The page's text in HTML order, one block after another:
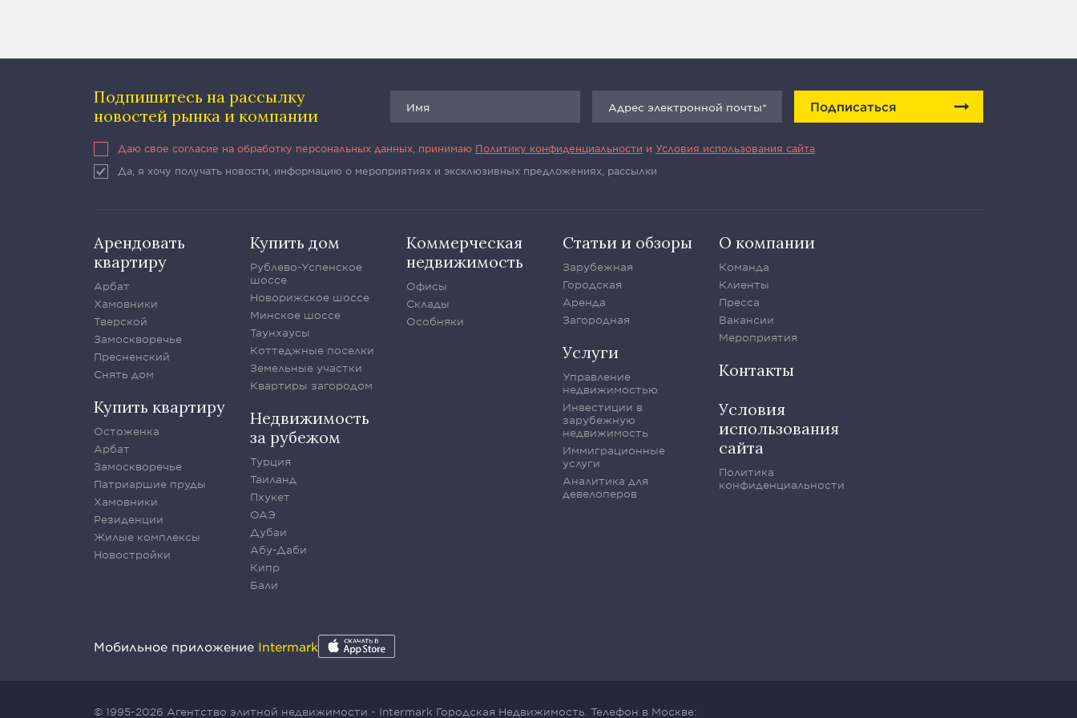
Подпишитесь на рассылку
новостей рынка и компании
Подписаться
Даю свое согласие на обработку персональных данных, принимаю Политику конфиденциальности и Условия использования сайта
Да, я хочу получать новости, информацию о мероприятиях и эксклюзивных предложениях, рассылки
Арендовать
квартиру
Арбат
Хамовники
Тверской
Замоскворечье
Пресненский
Снять дом
Купить квартиру
Остоженка
Арбат
Замоскворечье
Патриаршие пруды
Хамовники
Резиденции
Жилые комплексы
Новостройки
Купить дом
Рублево-Успенское
шоссе
Новорижское шоссе
Минское шоссе
Таунхаусы
Коттеджные поселки
Земельные участки
Квартиры загородом
Недвижимость
за рубежом
Турция
Таиланд
Пхукет
ОАЭ
Дубаи
Абу-Даби
Кипр
Бали
Коммерческая
недвижимость
Офисы
Склады
Особняки
Статьи и обзоры
Зарубежная
Городская
Аренда
Загородная
Услуги
Управление
недвижимостью
Инвестиции в
зарубежную
недвижимость
Иммиграционные
услуги
Аналитика для
девелоперов
О компании
Команда
Клиенты
Пресса
Вакансии
Мероприятия
Контакты
Условия
использования
сайта
Политика
конфиденциальности
Мобильное приложение Intermark
© 1995-2026 Агентство элитной недвижимости - Intermark Городская Недвижимость. Телефон в Москве: